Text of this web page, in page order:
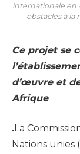
internationale en
obstacles à la
Ce projet se
d’œuvre et
Afrique
.La
Nations unies